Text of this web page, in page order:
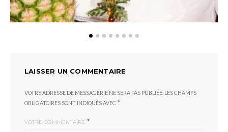
LAISSER UN COMMENTAIRE
VOTRE ADRESSE DE MESSAGERIE NE SERA PAS PUBLIÉE. LES CHAMPS
OBLIGATOIRES SONT INDIQUÉS AVEC *
VOTRE COMMENTAIRE *